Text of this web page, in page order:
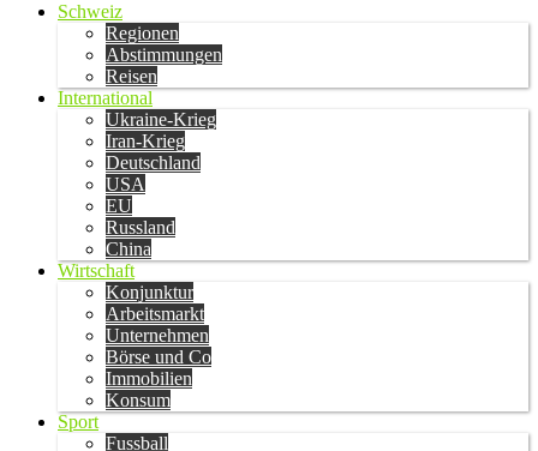
Schweiz
Regionen
Abstimmungen
Reisen
International
Ukraine-Krieg
Iran-Krieg
Deutschland
USA
EU
Russland
China
Wirtschaft
Konjunktur
Arbeitsmarkt
Unternehmen
Börse und Co
Immobilien
Konsum
Sport
Fussball